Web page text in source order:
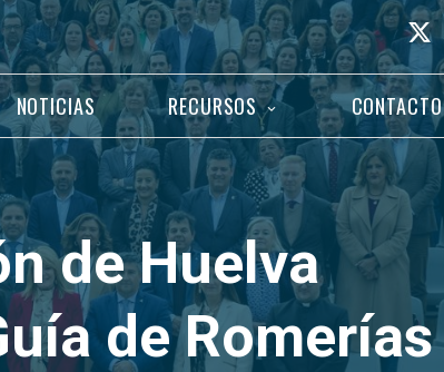
NOTICIAS RECURSOS CONTACTO
de Huelva
de Romerías